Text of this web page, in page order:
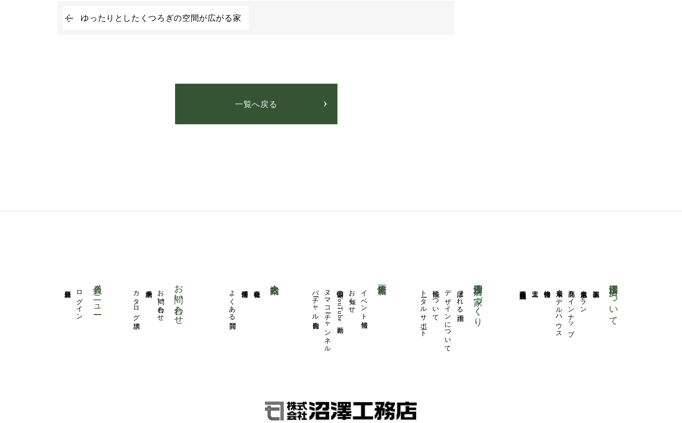
ゆったりとしたくつろぎの空間が広がる家
一覧へ戻る
沼澤工務店について
人気厳選プラン
商品ラインナップ
展示場・モデルハウス
沼澤工務店の家づくり
選ばれる理由
デザインについて
性能について
トータルサポート
イベント情報
お知らせ
公開中のYouTube動画
ヌマコーチャンネル
バーチャル内覧会
よくある質問
お問い合わせ
お問い合わせ
カタログ請求
会員メニュー
ログイン